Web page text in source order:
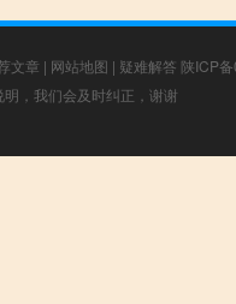
文章 | 网站地图 | 疑难解答 陕ICP
，我们会及时纠正，谢谢